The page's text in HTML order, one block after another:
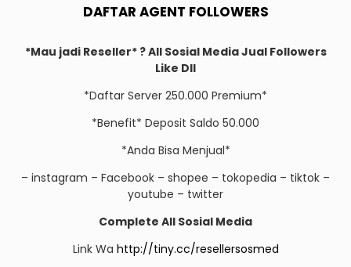
DAFTAR AGENT FOLLOWERS
*Mau jadi Reseller* ? All Sosial Media Jual Followers
Like Dll
*Daftar Server 250.000 Premium*
*Benefit* Deposit Saldo 50.000
*Anda Bisa Menjual*
– instagram – Facebook – shopee – tokopedia – tiktok –
youtube – twitter
Complete All Sosial Media
Link Wa http://tiny.cc/resellersosmed